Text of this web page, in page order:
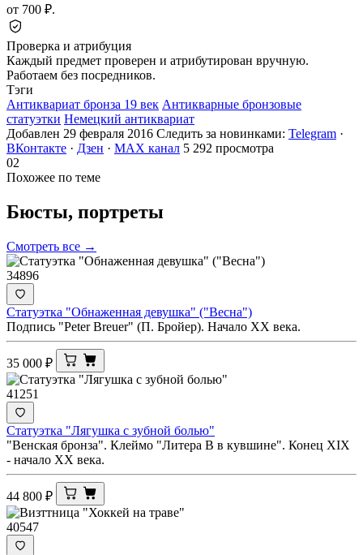
от 700 ₽.
Проверка и атрибуция
Каждый предмет проверен и атрибутирован вручную.
Работаем без посредников.
Тэги
Антиквариат бронза 19 век Антикварные бронзовые
статуэтки Немецкий антиквариат
Добавлен 29 февраля 2016 Следить за новинками: Telegram ·
ВКонтакте · Дзен · MAX канал 5 292 просмотра
02
Похожее по теме
Бюсты, портреты
Смотреть все →
34896
Статуэтка "Обнаженная девушка" ("Весна")
Подпись "Peter Breuer" (П. Бройер). Начало ХХ века.
35 000 ₽
41251
Статуэтка "Лягушка с зубной болью"
"Венская бронза". Клеймо "Литера В в кувшине". Конец XIX
- начало ХХ века.
44 800 ₽
40547